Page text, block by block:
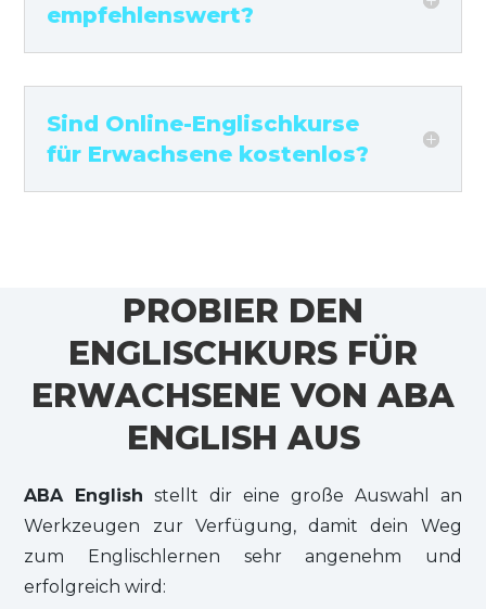
empfehlenswert?
Sind Online-Englischkurse
für Erwachsene kostenlos?
PROBIER DEN
ENGLISCHKURS FÜR
ERWACHSENE VON ABA
ENGLISH AUS
ABA English stellt dir eine große Auswahl an
Werkzeugen zur Verfügung, damit dein Weg
zum Englischlernen sehr angenehm und
erfolgreich wird: